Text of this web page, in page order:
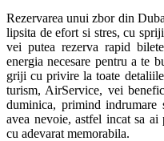
Rezervarea unui zbor din
lipsita de efort si stres, cu
vei putea rezerva rapid
energia necesare pentru a te
griji cu privire la toate
turism, AirService, vei
duminica, primind
avea nevoie, astfel incat sa
cu adevarat memorabila.